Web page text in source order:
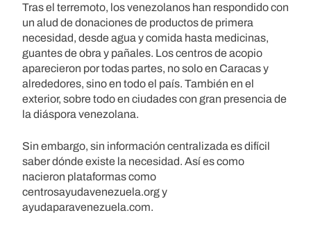
Tras el terremoto, los venezolanos han respondido con
un alud de donaciones de productos de primera
necesidad, desde agua y comida hasta medicinas,
guantes de obra y pañales. Los centros de acopio
aparecieron por todas partes, no solo en Caracas y
alrededores, sino en todo el país. También en el
exterior, sobre todo en ciudades con gran presencia de
la diáspora venezolana.
Sin embargo, sin información centralizada es difícil
saber dónde existe la necesidad. Así es como
nacieron plataformas como
centrosayudavenezuela.org y
ayudaparavenezuela.com.